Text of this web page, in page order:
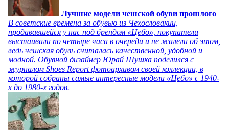
Лучшие модели чешской обуви прошлого
В советские времена за обувью из Чехословакии,
продававшейся у нас под брендом «Цебо», покупатели
выстаивали по четыре часа в очереди и не жалели об этом,
ведь чешская обувь считалась качественной, удобной и
модной. Обувной дизайнер Юрай Шушка поделился с
журналом Shoes Report фотоархивом своей коллекции, в
которой собраны самые интересные модели «Цебо» с 1940-
х до 1980-х годов.